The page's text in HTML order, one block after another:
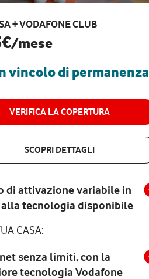
+ VODAFONE CLUB
/mese
vincolo di permanenza
VERIFICA LA COPERTURA
SCOPRI DETTAGLI
di attivazione variabile in
alla tecnologia disponibile
CASA:
senza limiti, con la
tecnologia Vodafone